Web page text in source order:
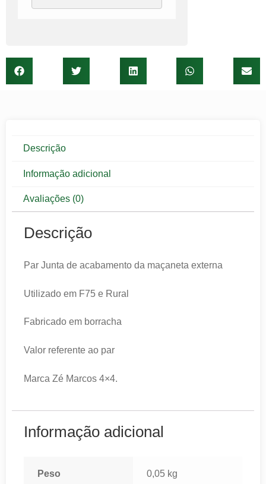
Descrição
Informação adicional
Avaliações (0)
Descrição
Par Junta de acabamento da maçaneta externa
Utilizado em F75 e Rural
Fabricado em borracha
Valor referente ao par
Marca Zé Marcos 4×4.
Informação adicional
Peso 0,05 kg